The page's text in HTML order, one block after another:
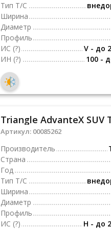
Тип Т/С
Ширина
Диаметр
Профиль
ИС (?)
V - до
ИН (?) 100 -
Triangle AdvanteX SUV
Артикул: 00085262
Производитель
Страна
Год
Тип Т/С
Ширина
Диаметр
Профиль
ИС (?)
H - до